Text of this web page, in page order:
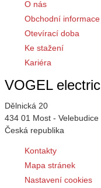
O nás
Obchodní informace
Otevírací doba
Ke stažení
Kariéra
VOGEL electric
Dělnická 20
434 01 Most - Velebudice
Česká republika
Kontakty
Mapa stránek
Nastavení cookies